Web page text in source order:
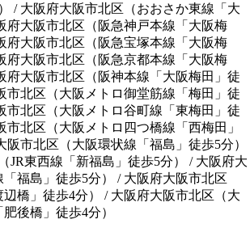
） / 大阪府大阪市北区 （おおさか東線「大
府大阪市北区 （ 阪急神戸本線「大阪梅
府大阪市北区 （ 阪急宝塚本線「大阪梅
府大阪市北区 （ 阪急京都本線「大阪梅
府大阪市北区 （ 阪神本線「大阪梅田」徒
市北区 （大阪メトロ御堂筋線「梅田」徒
市北区 （大阪メトロ谷町線「東梅田」徒
市北区 （大阪メトロ四つ橋線「西梅田」
阪市北区 （大阪環状線「福島」徒歩5分）
（JR東西線「新福島」徒歩5分） / 大阪府大
「福島」徒歩5分） / 大阪府大阪市北区
橋」徒歩4分） / 大阪府大阪市北区 （大
後橋」徒歩4分）